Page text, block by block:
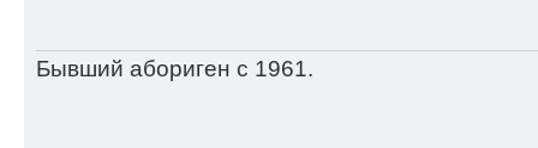
Бывший абориген с 1961.